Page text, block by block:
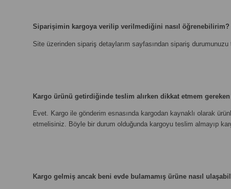
Siparişimin kargoya verilip verilmediğini nasıl öğrenebilirim?
Site üzerinden sipariş detaylarım sayfasından sipariş
Kargo ürünü getirdiğinde teslim alırken dikkat etmem gereken
Evet. Kargo ile gönderim esnasında kargodan kaynaklı olarak
etmelisiniz. Böyle bir durum olduğunda kargoyu teslim almayıp
Kargo gelmiş ancak beni evde bulamamış ürüne nasıl